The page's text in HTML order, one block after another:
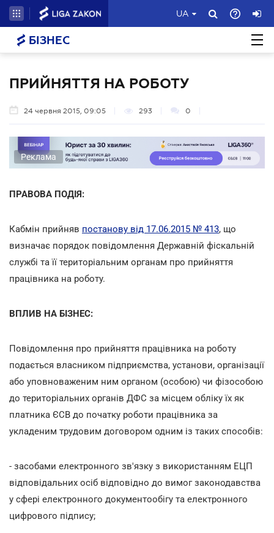
UA
БІЗНЕС
ПРИЙНЯТТЯ НА РОБОТУ
24 червня 2015, 09:05 293 0
Реклама
ПРАВОВА ПОДІЯ:
Кабмін прийняв постанову від 17.06.2015 № 413, що
визначає порядок повідомлення Державній фіскальній
службі та її територіальним органам про прийняття
працівника на роботу.
ВПЛИВ НА БІЗНЕС:
Повідомлення про прийняття працівника на роботу
подається власником підприємства, установи, організації
або уповноваженим ним органом (особою) чи фізособою
до територіальних органів ДФС за місцем обліку їх як
платника ЄСВ до початку роботи працівника за
укладеним трудовим договором одним із таких способів:
- засобами електронного зв'язку з використанням ЕЦП
відповідальних осіб відповідно до вимог законодавства
у сфері електронного документообігу та електронного
цифрового підпису;